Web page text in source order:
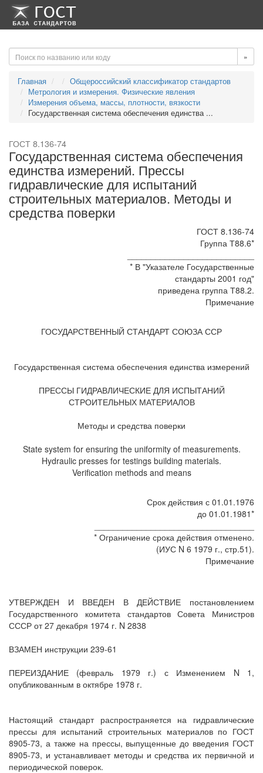
-->-->
»
Главная
Общероссийский классификатор стандартов
Метрология и измерения. Физические явления
Измерения объема, массы, плотности, вязкости
Государственная система обеспечения единства ...
ГОСТ 8.136-74
Государственная система обеспечения
единства измерений. Прессы
гидравлические для испытаний
строительных материалов. Методы и
средства поверки
ГОСТ 8.136-74
Группа Т88.6*
* В "Указателе Государственные
стандарты 2001 год"
приведена группа Т88.2.
Примечание
ГОСУДАРСТВЕННЫЙ СТАНДАРТ СОЮЗА ССР
Государственная система обеспечения единства измерений
ПРЕССЫ ГИДРАВЛИЧЕСКИЕ ДЛЯ ИСПЫТАНИЙ
СТРОИТЕЛЬНЫХ МАТЕРИАЛОВ
Методы и средства поверки
State system for ensuring the uniformity of measurements.
Hydraulic presses for testings building materials.
Verification methods and means
Срок действия с 01.01.1976
до 01.01.1981*
* Ограничение срока действия отменено.
(ИУС N 6 1979 г., стр.51).
Примечание
УТВЕРЖДЕН И ВВЕДЕН В ДЕЙСТВИЕ постановлением
Государственного комитета стандартов Совета Министров
СССР от 27 декабря 1974 г. N 2838
ВЗАМЕН инструкции 239-61
ПЕРЕИЗДАНИЕ (февраль 1979 г.) с Изменением N 1,
опубликованным в октябре 1978 г.
Настоящий стандарт распространяется на гидравлические
прессы для испытаний строительных материалов по ГОСТ
8905-73, а также на прессы, выпущенные до введения ГОСТ
8905-73, и устанавливает методы и средства их первичной и
периодической поверок.